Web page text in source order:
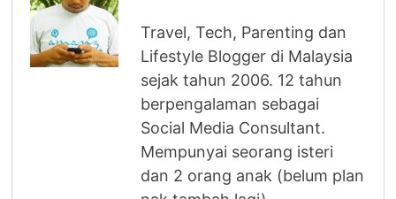
Travel, Tech, Parenting dan
Lifestyle Blogger di Malaysia
sejak tahun 2006. 12 tahun
berpengalaman sebagai
Social Media Consultant.
Mempunyai seorang isteri
dan 2 orang anak (belum plan